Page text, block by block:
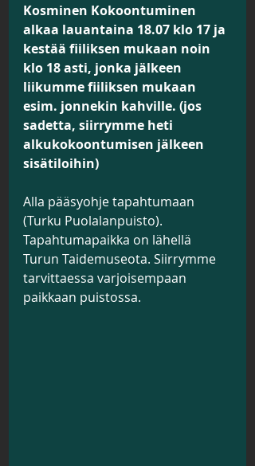
Kosminen Kokoontuminen
alkaa lauantaina 18.07 klo 17 ja
kestää fiiliksen mukaan noin
klo 18 asti, jonka jälkeen
liikumme fiiliksen mukaan
esim. jonnekin kahville. (jos
sadetta, siirrymme heti
alkukokoontumisen jälkeen
sisätiloihin)
Alla pääsyohje tapahtumaan
(Turku Puolalanpuisto).
Tapahtumapaikka on lähellä
Turun Taidemuseota. Siirrymme
tarvittaessa varjoisempaan
paikkaan puistossa.